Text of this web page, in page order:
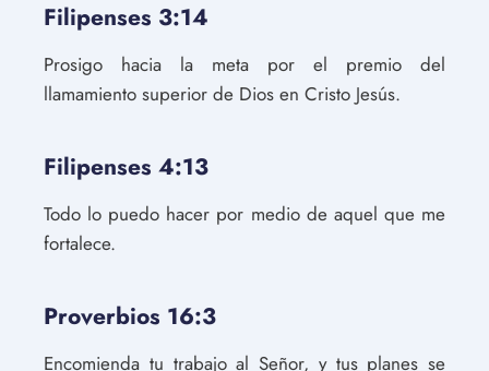
Filipenses 3:14
Prosigo hacia la meta por el premio del
llamamiento superior de Dios en Cristo Jesús.
Filipenses 4:13
Todo lo puedo hacer por medio de aquel que me
fortalece.
Proverbios 16:3
Encomienda tu trabajo al Señor, y tus planes se